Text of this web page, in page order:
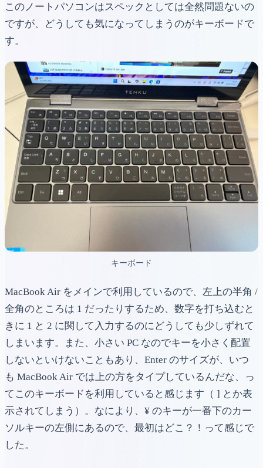
このノートパソコンはスペックとしては全然問題ないの
ですが、どうしても気になってしまうのがキーボードで
す。
キーボード
MacBook Air をメインで利用しているので、左上の半角 /
全角のところは 1 だったりするため、数字を打ち込むと
きに 1 と 2 に関して入力するのにどうしても少しずれて
しまいます。また、小さい PC なのでキーを小さく配置
しないといけないこともあり、Enter のサイズが、いつ
も MacBook Air では上の方をタイプしているんだな、っ
てこのキーボードを利用していると感じます（ ] とか表
示されてしまう）。なにより、¥ のキーが一番下のカー
ソルキーの左側にあるので、最初はどこ？！って感じで
した。